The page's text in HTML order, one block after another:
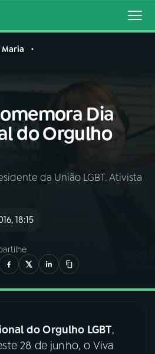
Buscar
AO VIVO
Maria
Dia
do Orgulho
da União LGBT. Ativista
18:15
do Orgulho LGBT,
28 de junho, o Viva